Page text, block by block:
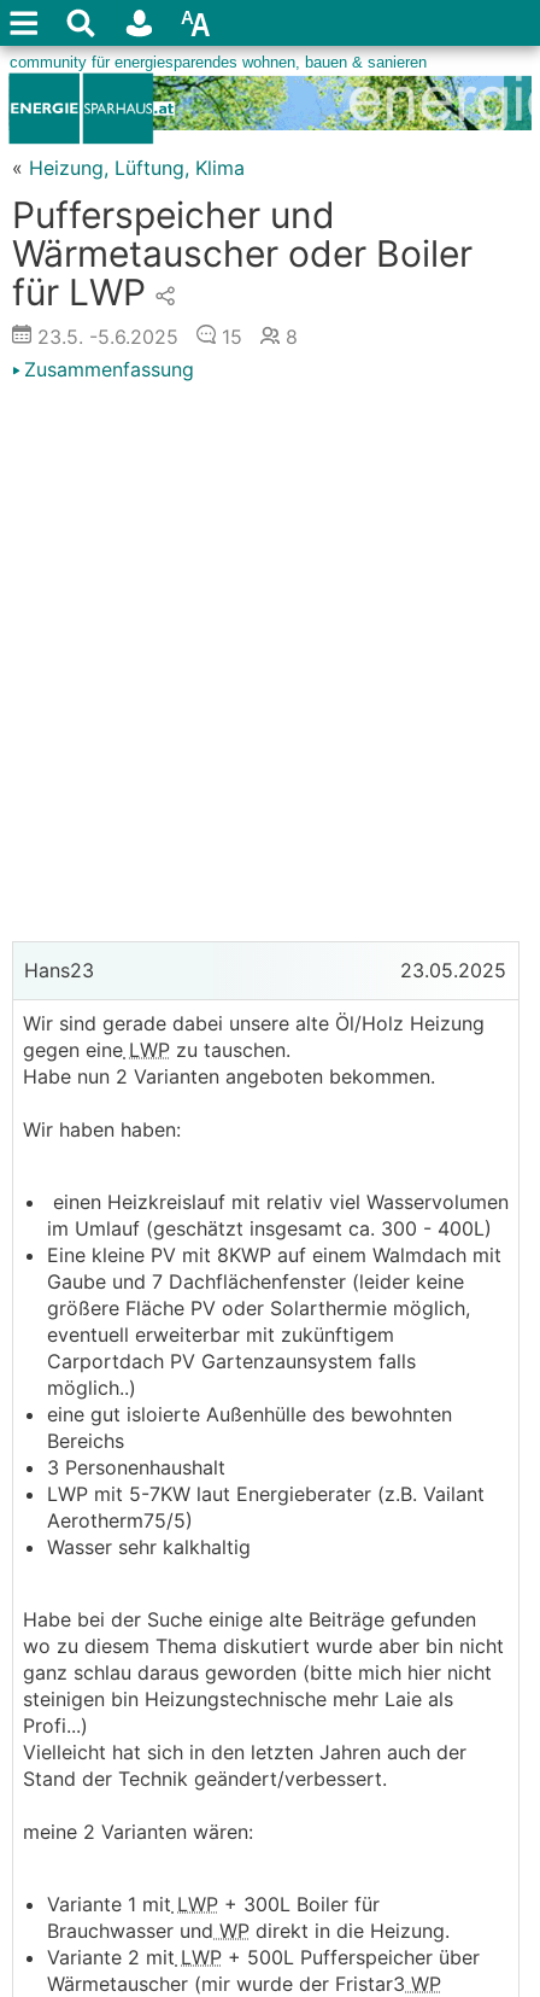
« Heizung, Lüftung, Klima
Pufferspeicher und
Wärmetauscher oder Boiler
für LWP
23.5. -5.6.2025 15
8
Zusammenfassung
Hans23 23.05.2025
Wir sind gerade dabei unsere alte Öl/Holz Heizung
gegen eine LWP zu tauschen.
Habe nun 2 Varianten angeboten bekommen.
Wir haben haben:
einen Heizkreislauf mit relativ viel Wasservolumen
im Umlauf (geschätzt insgesamt ca. 300 - 400L)
Eine kleine PV mit 8KWP auf einem Walmdach mit
Gaube und 7 Dachflächenfenster (leider keine
größere Fläche PV oder Solarthermie möglich,
eventuell erweiterbar mit zukünftigem
Carportdach PV Gartenzaunsystem falls
möglich..)
eine gut isloierte Außenhülle des bewohnten
Bereichs
3 Personenhaushalt
LWP mit 5-7KW laut Energieberater (z.B. Vailant
Aerotherm75/5)
Wasser sehr kalkhaltig
Habe bei der Suche einige alte Beiträge gefunden
wo zu diesem Thema diskutiert wurde aber bin nicht
ganz schlau daraus geworden (bitte mich hier nicht
steinigen bin Heizungstechnische mehr Laie als
Profi...)
Vielleicht hat sich in den letzten Jahren auch der
Stand der Technik geändert/verbessert.
meine 2 Varianten wären:
Variante 1 mit LWP + 300L Boiler für
Brauchwasser und WP direkt in die Heizung.
Variante 2 mit LWP + 500L Pufferspeicher über
Wärmetauscher (mir wurde der Fristar3 WP